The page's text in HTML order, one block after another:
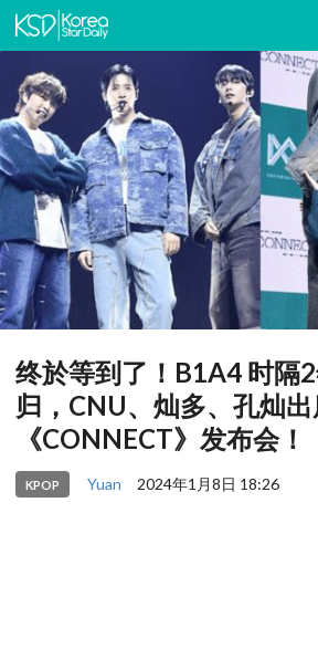
终於等到了！B1A4 时隔
归，CNU、灿多、孔灿
《CONNECT》发布会！
KPOP Yuan 2024年1月8日 18:26